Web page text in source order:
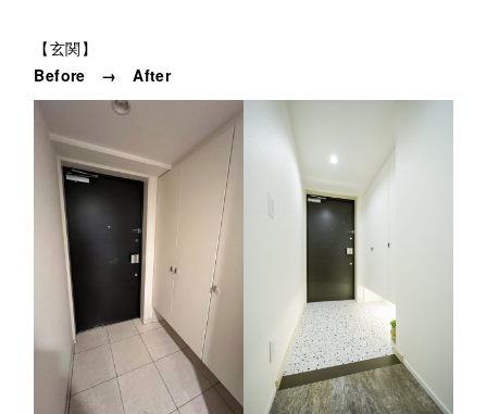
【玄関】
Before → After